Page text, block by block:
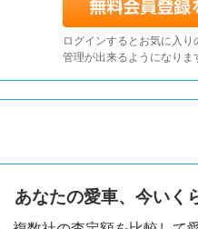
ログインするとお気に入
管理が出来るようになりま
あなたの愛車、今いく